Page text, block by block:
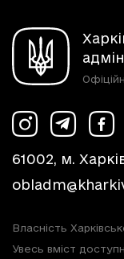
61002, м.
Власність
Увесь вміст